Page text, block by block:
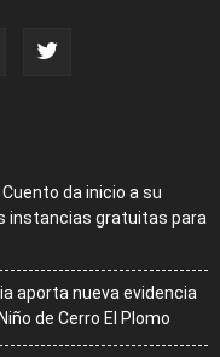
da inicio a su
instancias gratuitas para
aporta nueva evidencia
de Cerro El Plomo